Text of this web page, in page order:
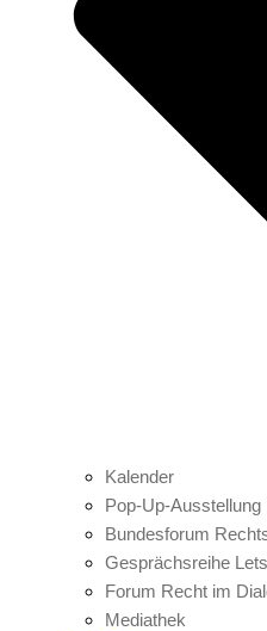
Kalender
Pop-Up-Ausstellung
Bundesforum
Gesprächsreihe
Forum Recht im
Mediathek